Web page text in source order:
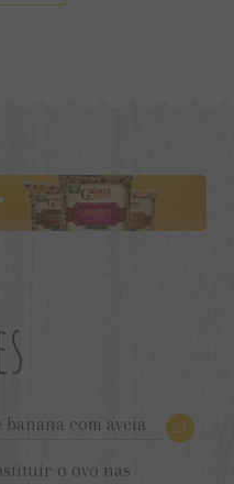
com aveia 24
o ovo nas